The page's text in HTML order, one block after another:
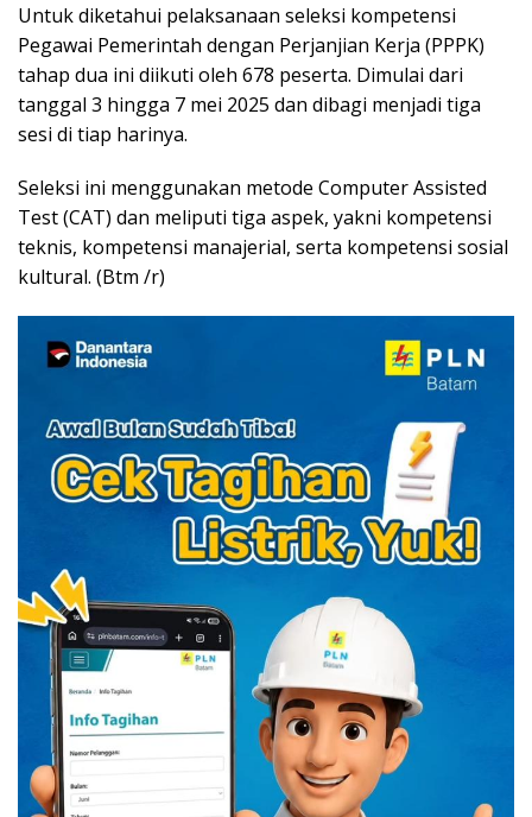
Untuk diketahui pelaksanaan seleksi kompetensi
Pegawai Pemerintah dengan Perjanjian Kerja (PPPK)
tahap dua ini diikuti oleh 678 peserta. Dimulai dari
tanggal 3 hingga 7 mei 2025 dan dibagi menjadi tiga
sesi di tiap harinya.
Seleksi ini menggunakan metode Computer Assisted
Test (CAT) dan meliputi tiga aspek, yakni kompetensi
teknis, kompetensi manajerial, serta kompetensi sosial
kultural. (Btm /r)